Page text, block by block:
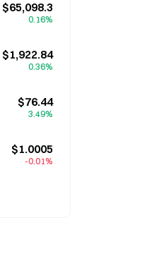
$65,098.3
0.16%
$1,922.84
0.36%
$76.44
3.49%
$1.0005
-0.01%